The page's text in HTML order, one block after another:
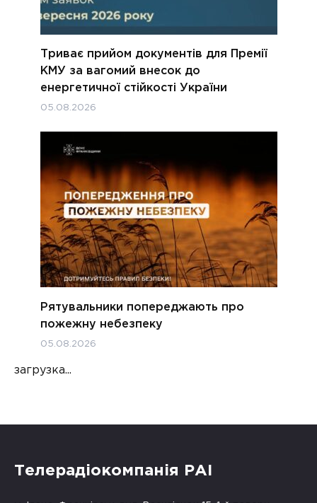
Триває прийом документів для Премії
КМУ за вагомий внесок до
енергетичної стійкості України
05.08.2026
Рятувальники попереджають про
пожежну небезпеку
05.08.2026
загрузка...
Телерадіокомпанія РАІ